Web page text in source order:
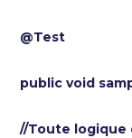
@Test
public void
//Toute logique